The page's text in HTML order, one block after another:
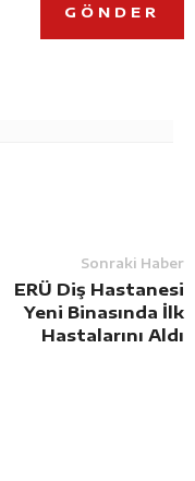
GÖNDER
Sonraki Haber
ERÜ Diş Hastanesi
Yeni Binasında İlk
Hastalarını Aldı